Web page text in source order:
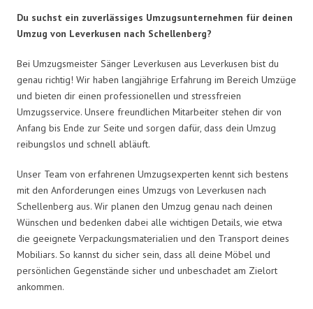
Du suchst ein zuverlässiges Umzugsunternehmen für deinen
Umzug von Leverkusen nach Schellenberg?
Bei Umzugsmeister Sänger Leverkusen aus Leverkusen bist du
genau richtig! Wir haben langjährige Erfahrung im Bereich Umzüge
und bieten dir einen professionellen und stressfreien
Umzugsservice. Unsere freundlichen Mitarbeiter stehen dir von
Anfang bis Ende zur Seite und sorgen dafür, dass dein Umzug
reibungslos und schnell abläuft.
Unser Team von erfahrenen Umzugsexperten kennt sich bestens
mit den Anforderungen eines Umzugs von Leverkusen nach
Schellenberg aus. Wir planen den Umzug genau nach deinen
Wünschen und bedenken dabei alle wichtigen Details, wie etwa
die geeignete Verpackungsmaterialien und den Transport deines
Mobiliars. So kannst du sicher sein, dass all deine Möbel und
persönlichen Gegenstände sicher und unbeschadet am Zielort
ankommen.